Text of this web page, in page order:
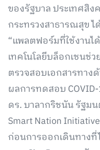
ของรัฐบาล ประเทศสิง
กระทรวงสาธารณสุข
“แพลตฟอร์มที่ใช้งานไ
เทคโนโลยีบล็อกเชนช่
ตรวจสอบเอกสารทา
ผลการทดสอบ
ดร. บาลากริชนัน รัฐม
Smart Nation
ก่อนการออกเดินทาง